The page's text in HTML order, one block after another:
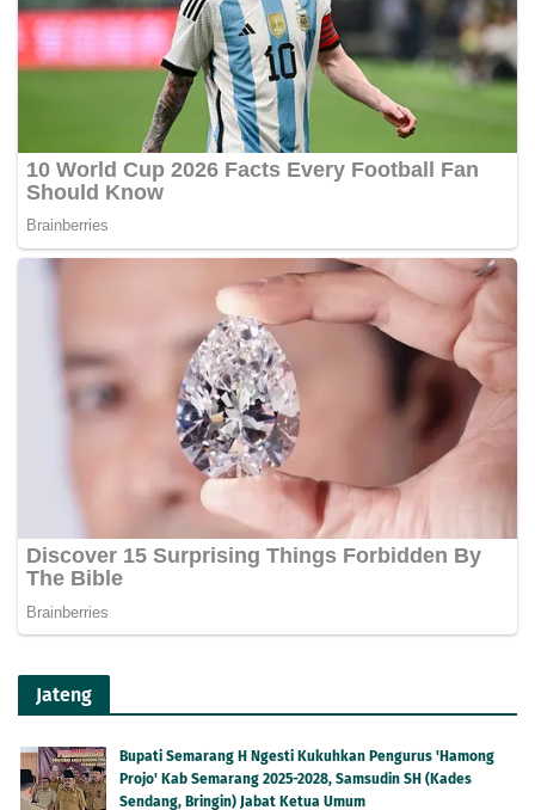
Jateng
Bupati Semarang H Ngesti Kukuhkan Pengurus 'Hamong
Projo' Kab Semarang 2025-2028, Samsudin SH (Kades
Sendang, Bringin) Jabat Ketua Umum